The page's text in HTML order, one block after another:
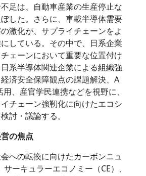
足は、自動車産業の生産停止な
した。さらに、車載半導体需要
激化が、サプライチェーンをよ
している。その中で、日系企業
ェーンにおいて重要な位置付け
系半導体関連企業による組織強
済安全保障観点の課題解決、A
、産官学民連携などを視野に、
チェーン強靭化に向けたエコシ
討・議論する。
の焦点
への転換に向けたカーボンニュ
ーキュラーエコノミー（CE）、